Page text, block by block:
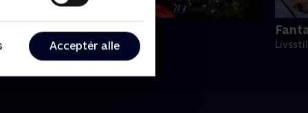
Acceptér alle
i hjertet af England
• Livsstil • 44 min